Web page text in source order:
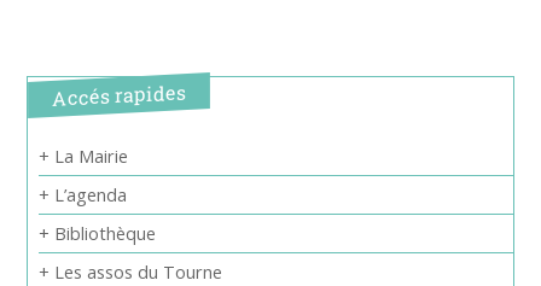
Accés rapides
+ La Mairie
+ L’agenda
+ Bibliothèque
+ Les assos du Tourne